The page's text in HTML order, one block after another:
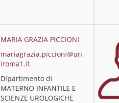
MARIA GRAZIA PICCIONI
mariagrazia.piccioni@un
iroma1.it
Dipartimento di
MATERNO INFANTILE E
SCIENZE UROLOGICHE